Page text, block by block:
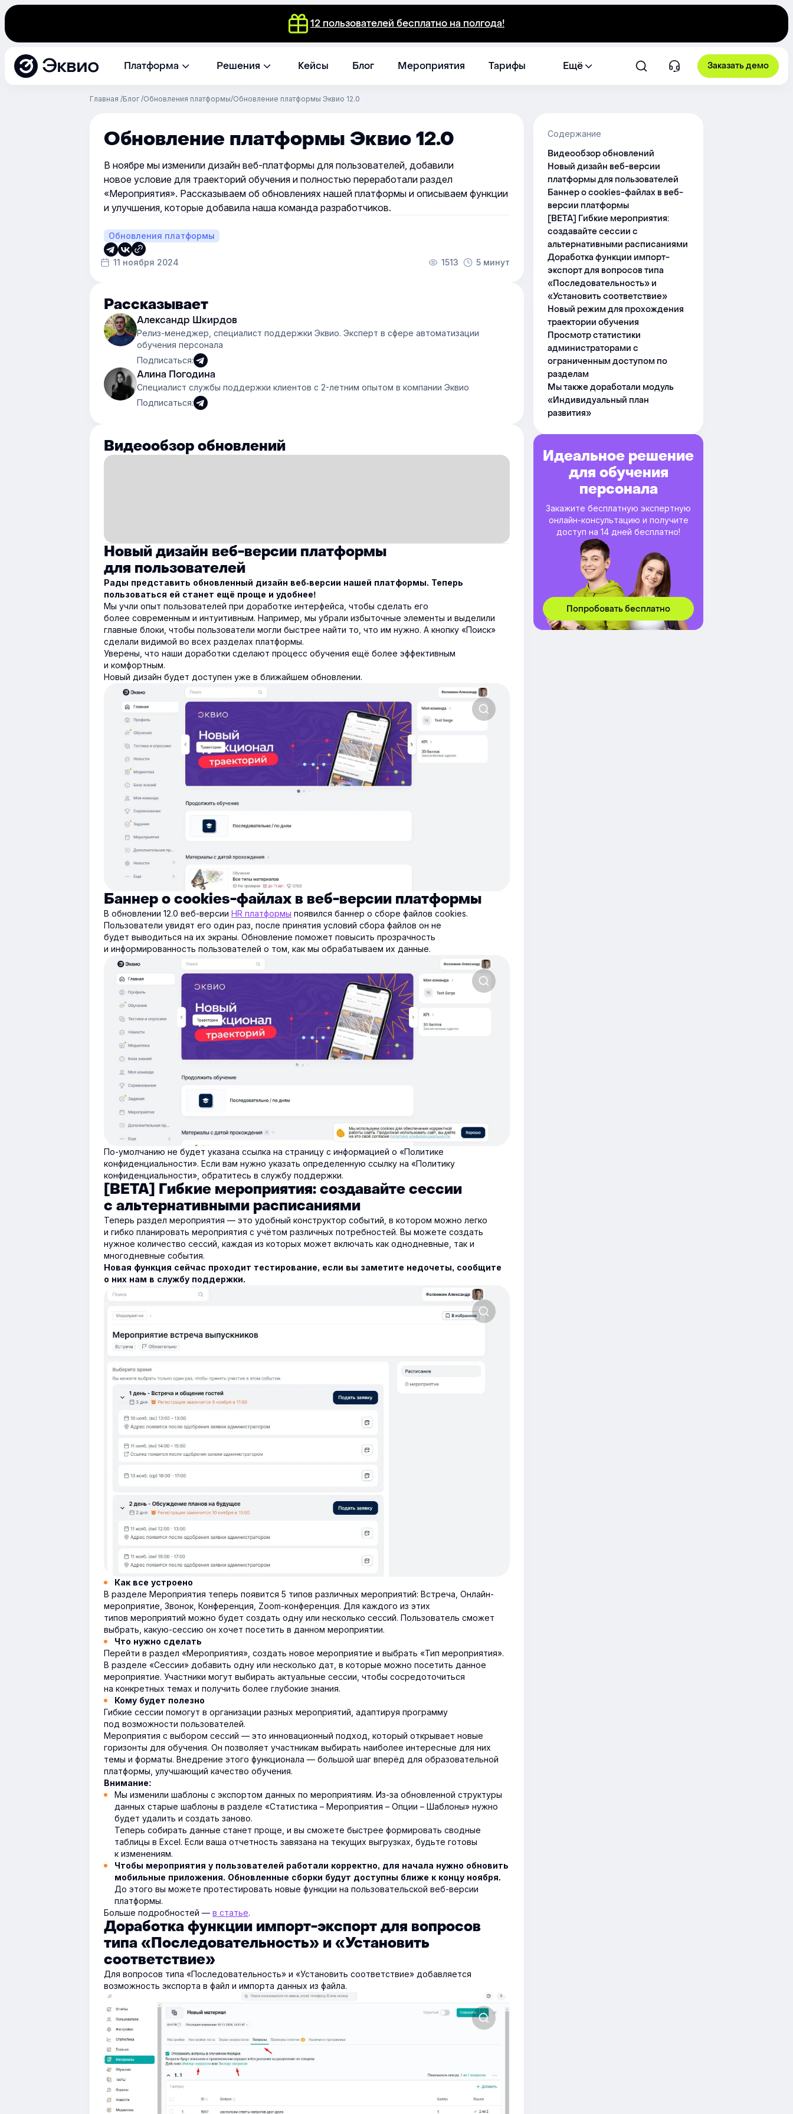
12 пользователей бесплатно на полгода!
Эквио Платформа Решения Кейсы Блог Мероприятия Тарифы Ещё Заказать демо
Главная Блог Обновления платформы Обновление платформы Эквио 12.0
Обновление платформы Эквио 12.0
В ноябре мы изменили дизайн веб-платформы для пользователей, добавили
новое условие для траекторий обучения и полностью переработали раздел
«Мероприятия». Рассказываем об обновлениях нашей платформы и описываем функции
и улучшения, которые добавила наша команда разработчиков.
Обновления платформы
11 ноября 2024 1513 5 минут
Рассказывает
Александр Шкирдов
Релиз-менеджер, специалист поддержки Эквио. Эксперт в сфере автоматизации
обучения персонала
Подписаться:
Алина Погодина
Специалист службы поддержки клиентов с 2-летним опытом в компании Эквио
Подписаться:
Видеообзор обновлений
Новый дизайн веб-версии платформы
для пользователей
Рады представить обновленный дизайн веб-версии нашей платформы. Теперь
пользоваться ей станет ещё проще и удобнее!
Мы учли опыт пользователей при доработке интерфейса, чтобы сделать его
более современным и интуитивным. Например, мы убрали избыточные элементы и выделили
главные блоки, чтобы пользователи могли быстрее найти то, что им нужно. А кнопку «Поиск»
сделали видимой во всех разделах платформы.
Уверены, что наши доработки сделают процесс обучения ещё более эффективным
и комфортным.
Новый дизайн будет доступен уже в ближайшем обновлении.
Баннер о cookies-файлах в веб-версии платформы
В обновлении 12.0 веб-версии HR платформы появился баннер о сборе файлов cookies.
Пользователи увидят его один раз, после принятия условий сбора файлов он не
будет выводиться на их экраны. Обновление поможет повысить прозрачность
и информированность пользователей о том, как мы обрабатываем их данные.
По-умолчанию не будет указана ссылка на страницу с информацией о «Политике
конфиденциальности». Если вам нужно указать определенную ссылку на «Политику
конфиденциальности», обратитесь в службу поддержки.
[BETA] Гибкие мероприятия: создавайте сессии
с альтернативными расписаниями
Теперь раздел мероприятия — это удобный конструктор событий, в котором можно легко
и гибко планировать мероприятия с учётом различных потребностей. Вы можете создать
нужное количество сессий, каждая из которых может включать как однодневные, так и
многодневные события.
Новая функция сейчас проходит тестирование, если вы заметите недочеты, сообщите
о них нам в службу поддержки.
Как все устроено
В разделе Мероприятия теперь появится 5 типов различных мероприятий: Встреча, Онлайн-
мероприятие, Звонок, Конференция, Zoom-конференция. Для каждого из этих
типов мероприятий можно будет создать одну или несколько сессий. Пользователь сможет
выбрать, какую-сессию он хочет посетить в данном мероприятии.
Что нужно сделать
Перейти в раздел «Мероприятия», создать новое мероприятие и выбрать «Тип мероприятия».
В разделе «Сессии» добавить одну или несколько дат, в которые можно посетить данное
мероприятие. Участники могут выбирать актуальные сессии, чтобы сосредоточиться
на конкретных темах и получить более глубокие знания.
Кому будет полезно
Гибкие сессии помогут в организации разных мероприятий, адаптируя программу
под возможности пользователей.
Мероприятия с выбором сессий — это инновационный подход, который открывает новые
горизонты для обучения. Он позволяет участникам выбирать наиболее интересные для них
темы и форматы. Внедрение этого функционала — большой шаг вперёд для образовательной
платформы, улучшающий качество обучения.
Внимание:
Мы изменили шаблоны с экспортом данных по мероприятиям. Из-за обновленной структуры
данных старые шаблоны в разделе «Статистика – Мероприятия – Опции – Шаблоны» нужно
будет удалить и создать заново.
Теперь собирать данные станет проще, и вы сможете быстрее формировать сводные
таблицы в Excel. Если ваша отчетность завязана на текущих выгрузках, будьте готовы
к изменениям.
Чтобы мероприятия у пользователей работали корректно, для начала нужно обновить
мобильные приложения. Обновленные сборки будут доступны ближе к концу ноября.
До этого вы можете протестировать новые функции на пользовательской веб-версии
платформы.
Больше подробностей — в статье.
Доработка функции импорт-экспорт для вопросов
типа «Последовательность» и «Установить
соответствие»
Для вопросов типа «Последовательность» и «Установить соответствие» добавляется
возможность экспорта в файл и импорта данных из файла.
Содержание
Видеообзор обновлений
Новый дизайн веб-версии
платформы для пользователей
Баннер о cookies-файлах в веб-
версии платформы
[BETA] Гибкие мероприятия:
создавайте сессии с
альтернативными расписаниями
Доработка функции импорт-
экспорт для вопросов типа
«Последовательность» и
«Установить соответствие»
Новый режим для прохождения
траектории обучения
Просмотр статистики
администраторами с
ограниченным доступом по
разделам
Мы также доработали модуль
«Индивидуальный план
развития»
Идеальное решение
для обучения
персонала
Закажите бесплатную экспертную
онлайн-консультацию и получите
доступ на 14 дней бесплатно!
Попробовать бесплатно